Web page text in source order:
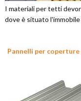
I materiali per tetti
dove è situato
Pannelli per coperture